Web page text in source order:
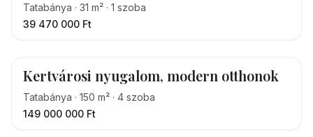
Tatabánya · 31 m² · 1 szoba
39 470 000 Ft
Kertvárosi nyugalom, modern otthonok
Tatabánya · 150 m² · 4 szoba
149 000 000 Ft